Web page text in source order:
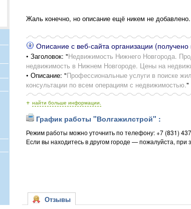
Жаль конечно, но описание ещё никем не
Описание с веб-сайта организации
• Заголовок: "Недвижимость Нижнего Новгорода.
недвижимость в Нижнем Новгороде. Цены на
• Описание: "Профессиональные услуги в поиске
консультации по всем операциям с недвижимостью."
+ найти больше информации.
График работы "Волгажилстрой" :
Режим работы можно уточнить по телефону: +7 (831)
Если вы находитесь в другом городе — пожалуйста,
Отзывы